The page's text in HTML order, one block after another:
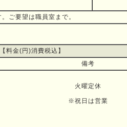
ご要望は職員室まで。
料金(円)消費税込】
備考
火曜定休
※祝日は営業